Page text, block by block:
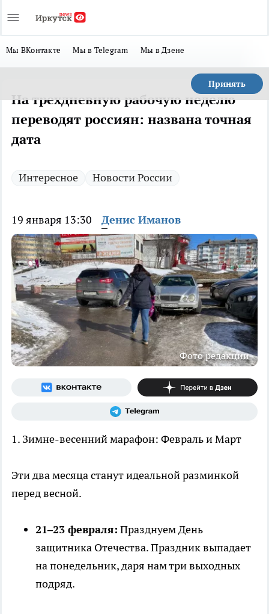
Мы ВКонтакте Мы в Telegram Мы в Дзене
Принять
На трехдневную рабочую неделю
переводят россиян: названа точная
дата
Интересное Новости России
19 января 13:30 Денис Иманов
Фото редакции
1. Зимне-весенний марафон: Февраль и Март
Эти два месяца станут идеальной разминкой
перед весной.
21–23 февраля: Празднуем День
защитника Отечества. Праздник выпадает
на понедельник, даря нам три выходных
подряд.